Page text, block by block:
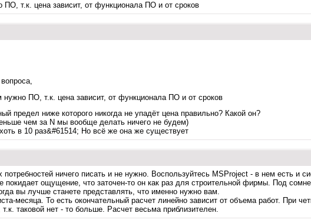
т.к. цена зависит, от функционала ПО и от сроков
ПО, т.к. цена зависит, от функционала ПО и от сроков
предел ниже которого никогда не упадёт цена правильно? Какой он?
чем за N мы вообще делать ничего не будем)
в 10 раз&#61514; Но всё же она же существует
ничего писать и не нужно. Воспользуйтесь MSProject - в нем есть и
ощущение, что заточен-то он как раз для строительной фирмы. Под
вы лучше станете представлять, что именно нужно вам.
месяца. То есть окончательный расчет линейно зависит от объема работ. При
таковой нет - то больше. Расчет весьма приблизителен.